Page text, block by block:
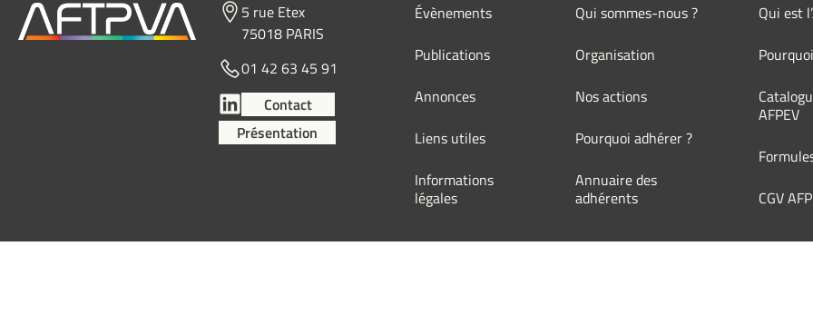
5 rue Etex
75018 PARIS
01 42 63 45 91
Contact
Présentation
Évènements
Publications
Annonces
Liens utiles
Informations
légales
Qui sommes-nous ?
Organisation
Nos actions
Pourquoi adhérer ?
Annuaire des
adhérents
Qui est
AFPEV
CGV